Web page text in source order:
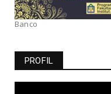
Banco
PROFIL